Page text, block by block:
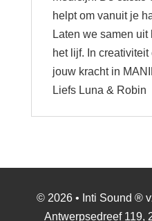
helpt om vanuit je
Laten we samen
het lijf. In
jouw kracht in
Liefs Luna & Robin
© 2026 • Inti Sound ®
Antwerpsedreef 119,